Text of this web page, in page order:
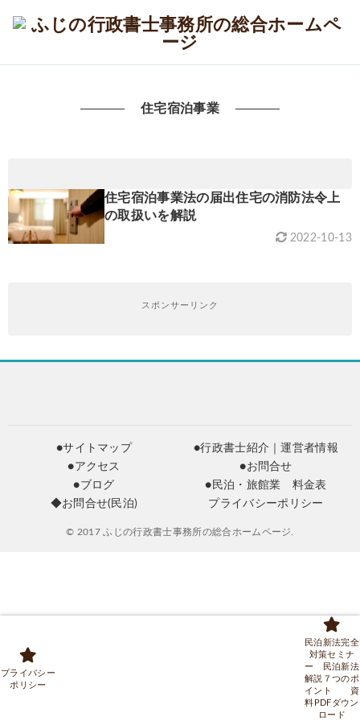
住宅宿泊事業
住宅宿泊事業法の届出住宅の消防法令上
の取扱いを解説
2022-10-13
スポンサーリンク
●サイトマップ
●行政書士紹介｜運営者情報
●アクセス
●お問合せ
●ブログ
●民泊・旅館業 料金表
◆お問合せ(民泊)
プライバシーポリシー
© 2017 ふじの行政書士事務所の総合ホームページ.
プライバシー
ポリシー
民泊新法完全
対策セミナ
ー 民泊新法
解説７つのポ
イント 資
料PDFダウン
ロード